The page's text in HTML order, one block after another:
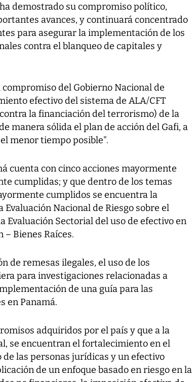
demostrado su compromiso político,
avances, y continuará concentrado
para asegurar la implementación de los
contra el blanqueo de capitales y
del Gobierno Nacional de
efectivo del sistema de ALA/CFT
la financiación del terrorismo) de la
manera sólida el plan de acción del Gafi, a
menor tiempo posible".
cuenta con cinco acciones mayormente
cumplidas; y que dentro de los temas
cumplidos se encuentra la
Nacional de Riesgo sobre el
Evaluación Sectorial del uso de efectivo en
– Bienes Raíces.
de remesas ilegales, el uso de los
para investigaciones relacionadas a
de una guía para las
en Panamá.
adquiridos por el país y que a la
se encuentran el fortalecimiento en el
las personas jurídicas y un efectivo
de un enfoque basado en riesgo en la